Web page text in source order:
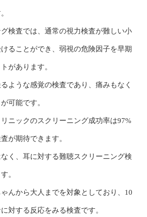
検査では、通常の視力検査が難しい小
ることができ、弱視の危険因子を早期
があります。
ような感覚の検査であり、痛みもなく
可能です。
ニックのスクリーニング成功率は97%
が期待できます。
く、耳に対する難聴スクリーニング検
。
んから大人までを対象としており、10
対する反応をみる検査です。